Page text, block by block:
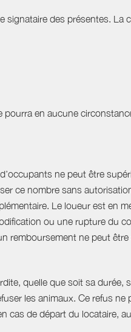
des présentes.
en aucune
ne peut être
ce nombre sans
Le loueur est en
ou une rupture du
remboursement ne peut être
quelle que soit sa durée,
les animaux. Ce refus
de départ du locataire,